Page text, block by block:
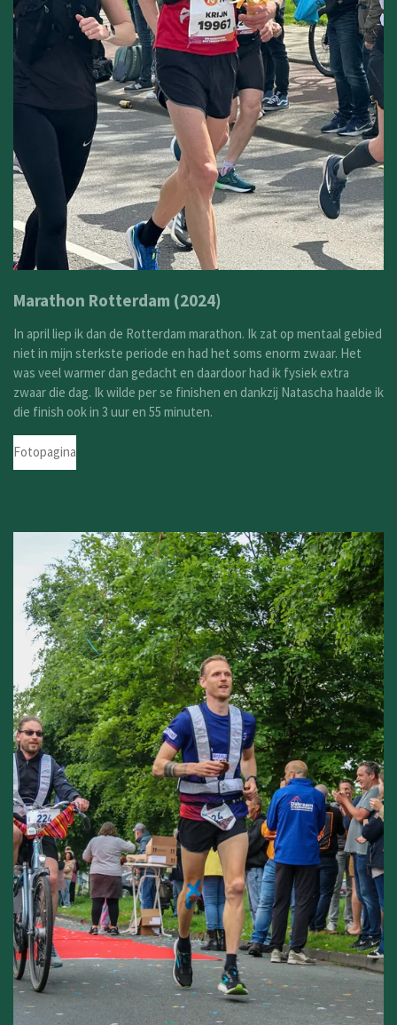
Marathon Rotterdam (2024)
In april liep ik dan de Rotterdam marathon. Ik zat op mentaal gebied
niet in mijn sterkste periode en had het soms enorm zwaar. Het
was veel warmer dan gedacht en daardoor had ik fysiek extra
zwaar die dag. Ik wilde per se finishen en dankzij Natascha haalde ik
die finish ook in 3 uur en 55 minuten.
Fotopagina